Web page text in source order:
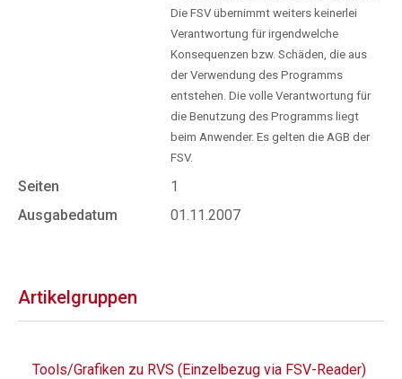
Die FSV übernimmt weiters keinerlei
Verantwortung für irgendwelche
Konsequenzen bzw. Schäden, die aus
der Verwendung des Programms
entstehen. Die volle Verantwortung für
die Benutzung des Programms liegt
beim Anwender. Es gelten die AGB der
FSV.
Seiten
1
Ausgabedatum
01.11.2007
Artikelgruppen
Tools/Grafiken zu RVS (Einzelbezug via FSV-Reader)